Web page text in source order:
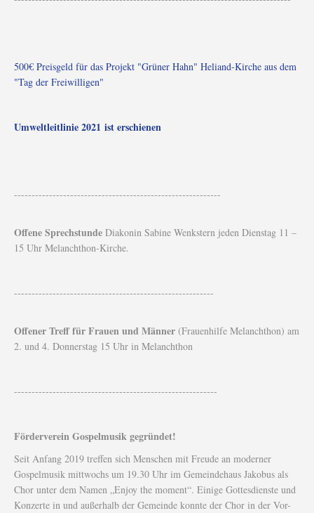
500€ Preisgeld für das Projekt "Grüner Hahn" Heliand-Kirche aus dem
"Tag der Freiwilligen"
Umweltleitlinie 2021 ist erschienen
-----------------------------------------------------------
Offene Sprechstunde Diakonin Sabine Wenkstern jeden Dienstag 11 –
15 Uhr Melanchthon-Kirche.
---------------------------------------------------------
Offener Treff für Frauen und Männer (Frauenhilfe Melanchthon) am
2. und 4. Donnerstag 15 Uhr in Melanchthon
----------------------------------------------------------
Förderverein Gospelmusik gegründet!
Seit Anfang 2019 treffen sich Menschen mit Freude an moderner
Gospelmusik mittwochs um 19.30 Uhr im Gemeindehaus Jakobus als
Chor unter dem Namen „Enjoy the moment“. Einige Gottesdienste und
Konzerte in und außerhalb der Gemeinde konnte der Chor in der Vor-